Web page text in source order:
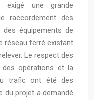
exigé une grande
raccordement des
des équipements de
réseau ferré existant
Le respect des
des opérations et la
trafic ont été des
du projet a demandé